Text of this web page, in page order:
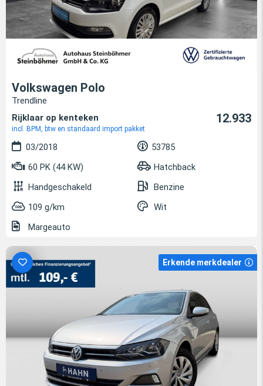
Volkswagen Polo
Trendline
Rijklaar op kenteken
incl. BPM, btw en standaard import pakket
12.933
03/2018
53785
60 PK (44 KW)
Hatchback
Handgeschakeld
Benzine
109 g/km
Wit
Margeauto
Erkende merkdealer